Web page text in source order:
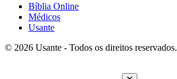
Bíblia Online
Médicos
Usante
© 2026 Usante - Todos os direitos reservados.